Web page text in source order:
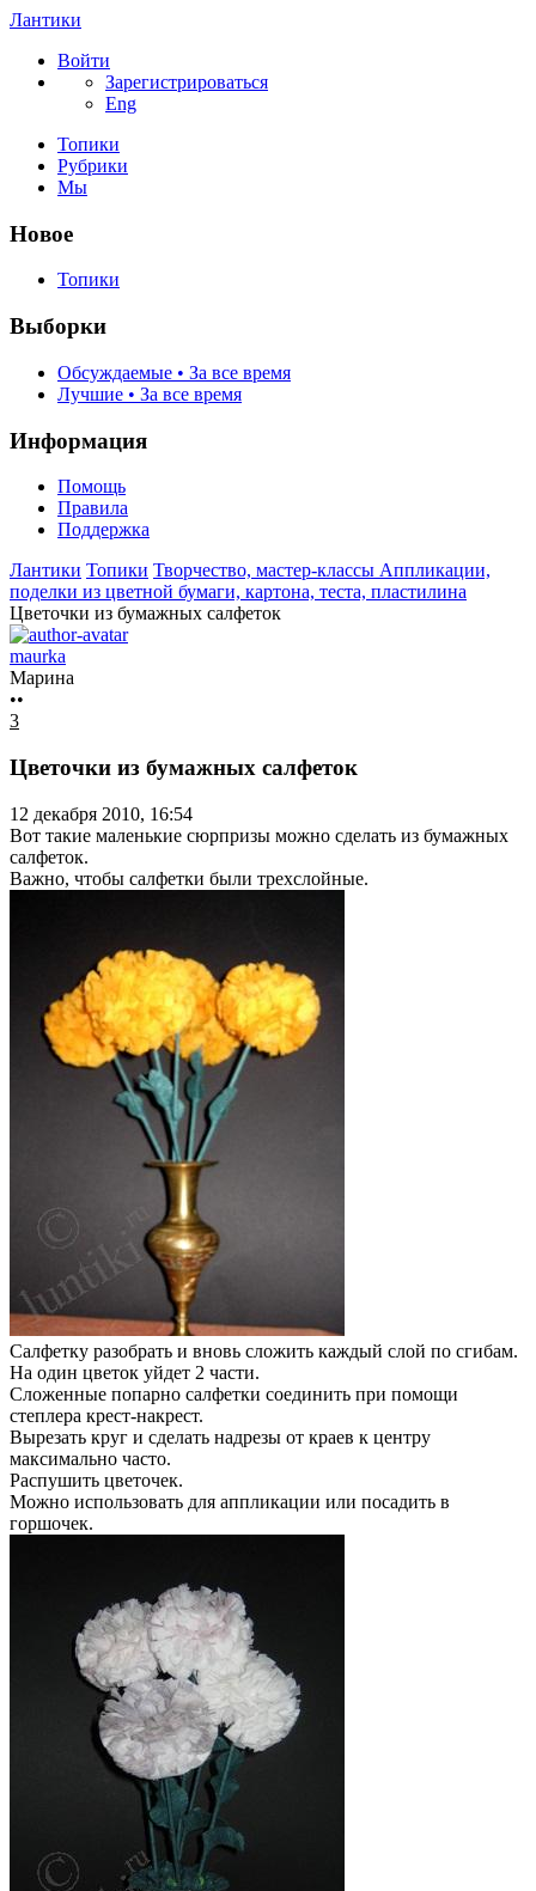
Лантики
Войти
Зарегистрироваться
Eng
Топики
Рубрики
Мы
Новое
Топики
Выборки
Обсуждаемые • За все время
Лучшие • За все время
Информация
Помощь
Правила
Поддержка
Лантики Топики Творчество, мастер-классы Аппликации,
поделки из цветной бумаги, картона, теста, пластилина
Цветочки из бумажных салфеток
maurka
Марина
••
3
Цветочки из бумажных салфеток
12 декабря 2010, 16:54
Вот такие маленькие сюрпризы можно сделать из бумажных
салфеток.
Важно, чтобы салфетки были трехслойные.
Салфетку разобрать и вновь сложить каждый слой по сгибам.
На один цветок уйдет 2 части.
Сложенные попарно салфетки соединить при помощи
степлера крест-накрест.
Вырезать круг и сделать надрезы от краев к центру
максимально часто.
Распушить цветочек.
Можно использовать для аппликации или посадить в
горшочек.